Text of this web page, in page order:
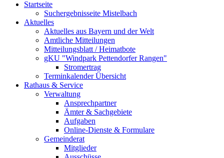
Startseite
Suchergebnisseite Mistelbach
Aktuelles
Aktuelles aus Bayern und der Welt
Amtliche Mitteilungen
Mitteilungsblatt / Heimatbote
gKU "Windpark Pettendorfer Rangen"
Stromertrag
Terminkalender Übersicht
Rathaus & Service
Verwaltung
Ansprechpartner
Ämter & Sachgebiete
Aufgaben
Online-Dienste & Formulare
Gemeinderat
Mitglieder